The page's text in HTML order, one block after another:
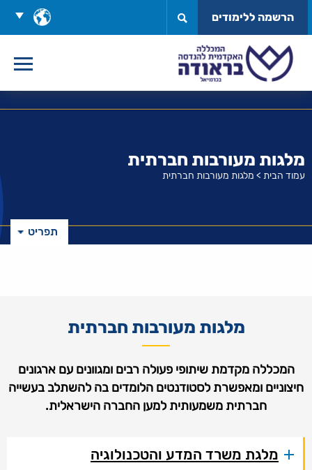
לתוכן
בחר
שפה
הרשמה ללימודים
מלגות מעורבות חברתית
עמוד הבית > מלגות מעורבות חברתית
תפריט
מלגות מעורבות חברתית
המכללה מקדמת שיתופי פעולה רבים ומגוונים עם ארגונים
חיצוניים ומאפשרת לסטודנטים הלומדים בה להשתלב בעשייה
חברתית משמעותית למען החברה הישראלית.
מלגת משרד המדע והטכנולוגיה